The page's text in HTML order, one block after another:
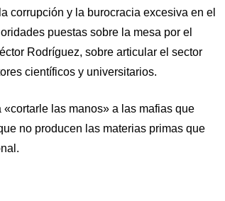
corrupción y la burocracia excesiva en el
puestas sobre la mesa por el
Rodríguez, sobre articular el sector
científicos y universitarios.
las manos» a las mafias que
no producen las materias primas que